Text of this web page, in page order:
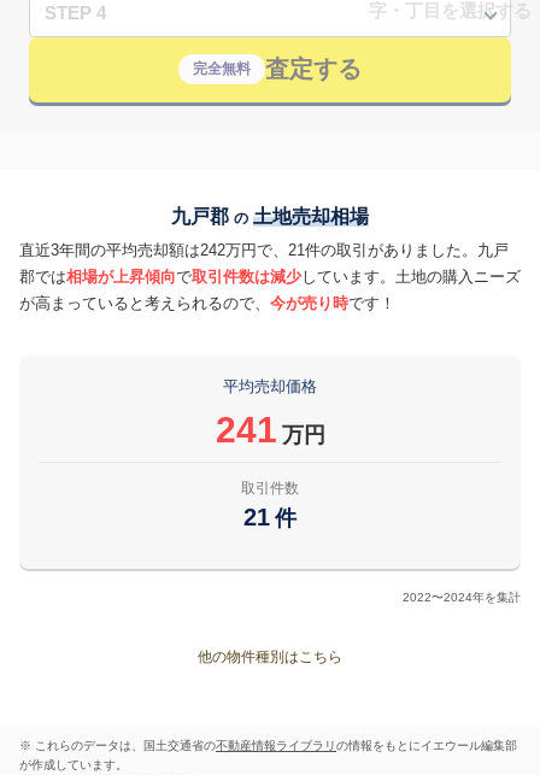
STEP 4
完全無料 査定する
九戸郡 の 土地売却相場
直近3年間の平均売却額は242万円で、21件の取引がありました。九戸
郡では相場が上昇傾向で取引件数は減少しています。土地の購入ニーズ
が高まっていると考えられるので、 今が売り時です！
平均売却価格
241 万円
取引件数
21 件
2022〜2024年を集計
他の物件種別はこちら
※ これらのデータは、国土交通省の不動産情報ライブラリの情報をもとにイエウール編集部
が作成しています。